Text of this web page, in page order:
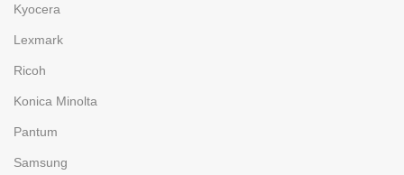
Kyocera
Lexmark
Ricoh
Konica Minolta
Pantum
Samsung